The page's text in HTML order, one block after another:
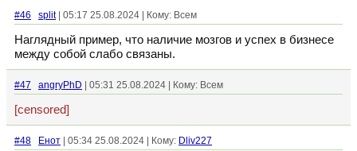
#46 split| 05:17 25.08.2024 | Кому: Всем
Наглядный пример, что наличие мозгов и успех в бизнесе
между собой слабо связаны.
#47 angryPhD | 05:31 25.08.2024 | Кому: Всем
[censored]
#48 Енот | 05:34 25.08.2024 | Кому: Dliv227